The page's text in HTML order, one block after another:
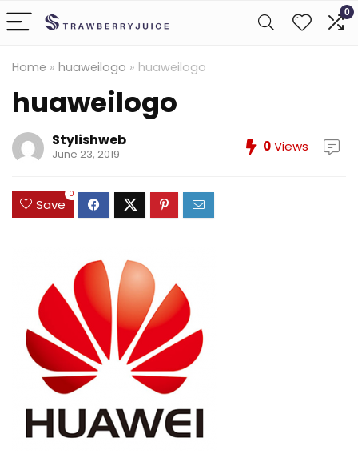
0
Home » huaweilogo » huaweilogo
huaweilogo
Stylishweb
June 23, 2019 0Views
Save
0